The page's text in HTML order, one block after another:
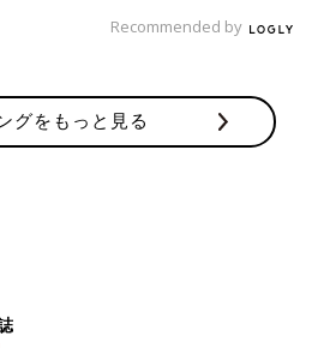
Recommended by
グをもっと見る